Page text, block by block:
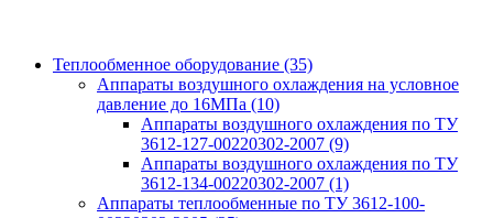
Теплообменное оборудование (35)
Аппараты воздушного охлаждения на условное
давление до 16МПа (10)
Аппараты воздушного охлаждения по ТУ
3612-127-00220302-2007 (9)
Аппараты воздушного охлаждения по ТУ
3612-134-00220302-2007 (1)
Аппараты теплообменные по ТУ 3612-100-